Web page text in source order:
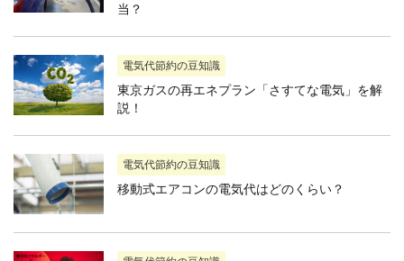
当？
電気代節約の豆知識
東京ガスの再エネプラン「さすてな電気」を解
説！
電気代節約の豆知識
移動式エアコンの電気代はどのくらい？